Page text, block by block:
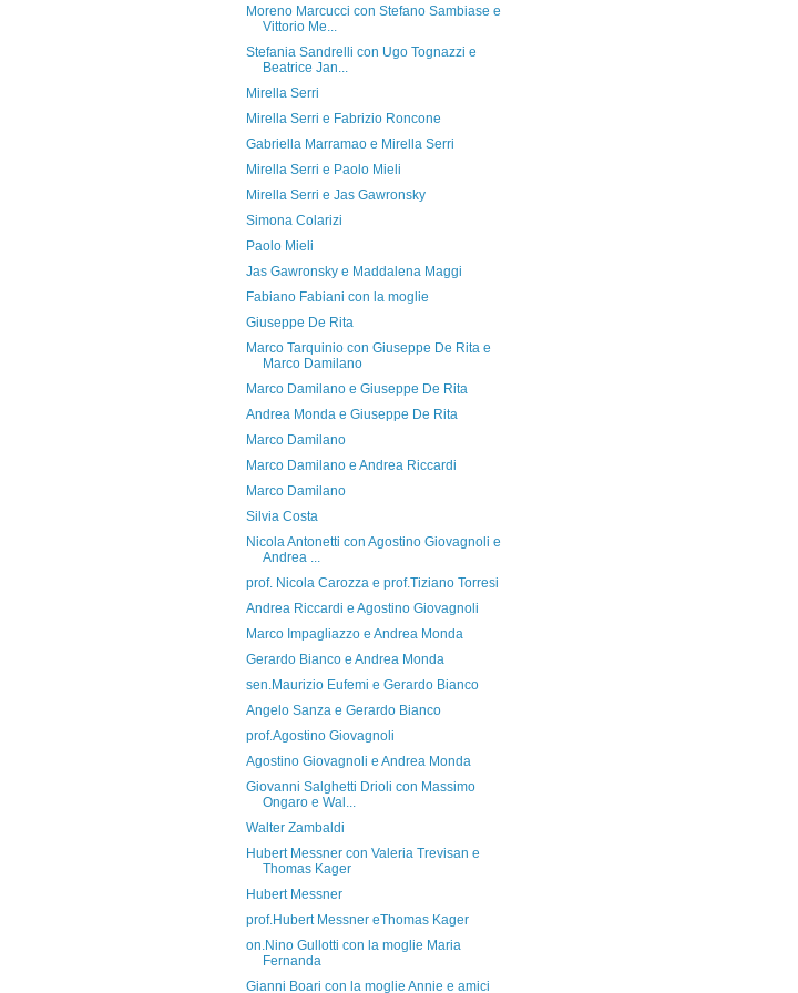
Moreno Marcucci con Stefano Sambiase e
Vittorio Me...
Stefania Sandrelli con Ugo Tognazzi e
Beatrice Jan...
Mirella Serri
Mirella Serri e Fabrizio Roncone
Gabriella Marramao e Mirella Serri
Mirella Serri e Paolo Mieli
Mirella Serri e Jas Gawronsky
Simona Colarizi
Paolo Mieli
Jas Gawronsky e Maddalena Maggi
Fabiano Fabiani con la moglie
Giuseppe De Rita
Marco Tarquinio con Giuseppe De Rita e
Marco Damilano
Marco Damilano e Giuseppe De Rita
Andrea Monda e Giuseppe De Rita
Marco Damilano
Marco Damilano e Andrea Riccardi
Marco Damilano
Silvia Costa
Nicola Antonetti con Agostino Giovagnoli e
Andrea ...
prof. Nicola Carozza e prof.Tiziano Torresi
Andrea Riccardi e Agostino Giovagnoli
Marco Impagliazzo e Andrea Monda
Gerardo Bianco e Andrea Monda
sen.Maurizio Eufemi e Gerardo Bianco
Angelo Sanza e Gerardo Bianco
prof.Agostino Giovagnoli
Agostino Giovagnoli e Andrea Monda
Giovanni Salghetti Drioli con Massimo
Ongaro e Wal...
Walter Zambaldi
Hubert Messner con Valeria Trevisan e
Thomas Kager
Hubert Messner
prof.Hubert Messner eThomas Kager
on.Nino Gullotti con la moglie Maria
Fernanda
Gianni Boari con la moglie Annie e amici